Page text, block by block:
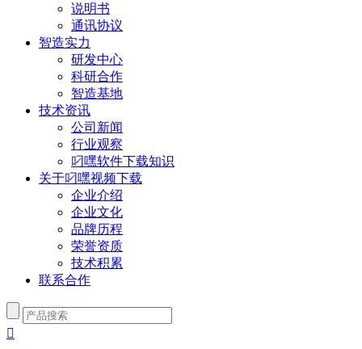
说明书
通讯协议
智造实力
研发中心
科研合作
智造基地
技术资讯
公司新闻
行业观察
叼嘿软件下载知识
关于叼嘿视频下载
企业介绍
企业文化
品牌历程
荣誉资质
技术积累
联系合作
